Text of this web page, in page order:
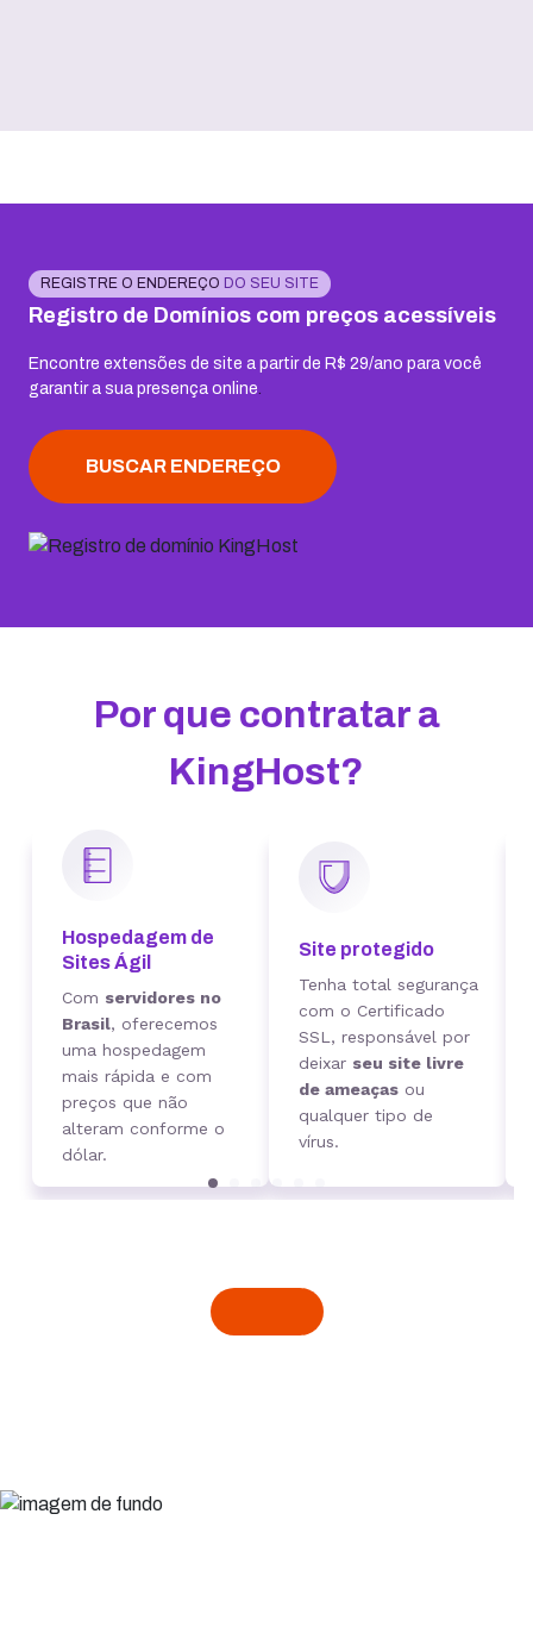
REGISTRE O ENDEREÇO DO SEU SITE
Registro de Domínios com preços acessíveis
Encontre extensões de site a partir de R$ 29/ano para você
garantir a sua presença online
BUSCAR ENDEREÇO
Por que contratar a
KingHost?
Hospedagem de
Sites Ágil
Com servidores no
Brasil, oferecemos
uma hospedagem
mais rápida e com
preços que não
alteram conforme o
dólar.
Site protegido
Tenha total segurança
com o Certificado
SSL, responsável por
deixar seu site livre
de ameaças ou
qualquer tipo de
vírus.